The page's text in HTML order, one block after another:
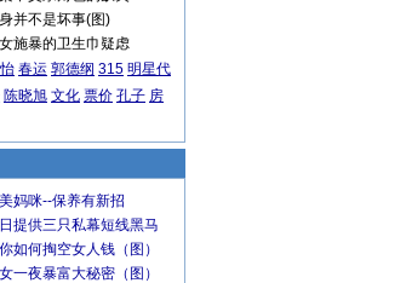
并不是坏事(图)
施暴的卫生巾疑虑
春运 郭德纲 315 明星代
陈晓旭 文化 票价 孔子 房
妈咪--保养有新招
提供三只私幕短线黑马
如何掏空女人钱（图）
一夜暴富大秘密（图）